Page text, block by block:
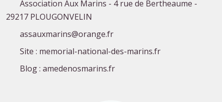
Association Aux Marins - 4 rue de Bertheaume -
29217 PLOUGONVELIN
assauxmarins@orange.fr
Site : memorial-national-des-marins.fr
Blog : amedenosmarins.fr